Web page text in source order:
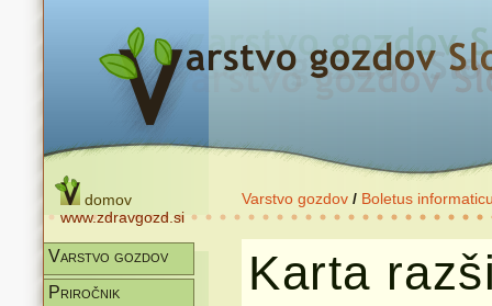
domov
www.zdravgozd.si
Varstvo gozdov / Boletus
Varstvo gozdov
Priročnik
Karta